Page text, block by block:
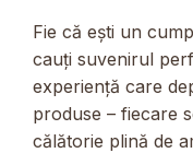
Fie că ești un
cauți suvenirul
experiență care
produse – fiecare
călătorie plină de